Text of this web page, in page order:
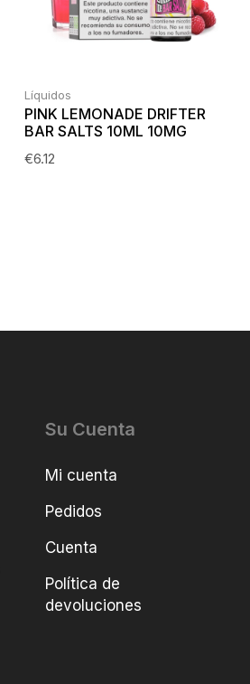
Líquidos
PINK LEMONADE DRIFTER
BAR SALTS 10ML 10MG
€6.12
Su Cuenta
Mi cuenta
Pedidos
Cuenta
Política de
devoluciones